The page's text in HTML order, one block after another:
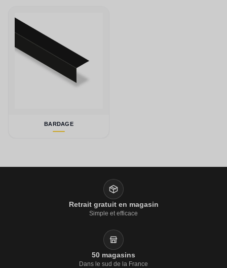
BARDAGE
Retrait gratuit en magasin
Simple et efficace
50 magasins
Dans le sud de la France